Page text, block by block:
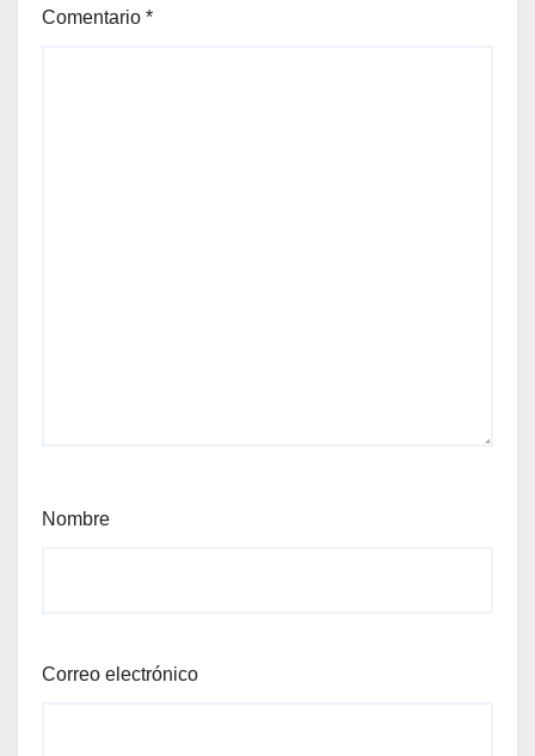
Comentario *
Nombre
Correo electrónico